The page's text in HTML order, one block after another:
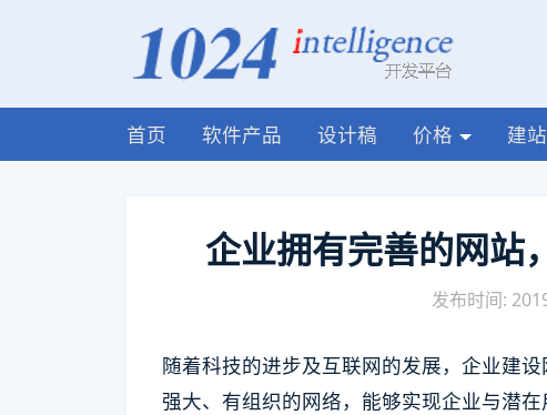
首页 软件产品 设计稿 价格 建
企业拥有完善的网站
发布时间:
随着科技的进步及互联网的发展，企业建
强大、有组织的网络，能够实现企业与潜